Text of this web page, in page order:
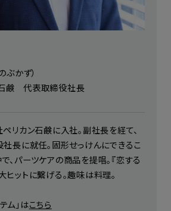
ぶかず）
鹸 代表取締役社長
リカン石鹸に入社。副社長を経て、
長に就任。固形せっけんにできるこ
、パーツケアの商品を提唱。『恋する
ヒットに繫げる。趣味は料理。
ム」はこちら